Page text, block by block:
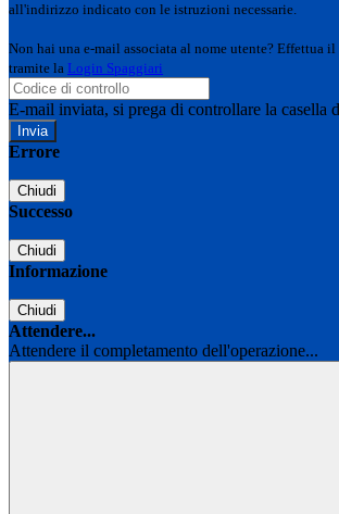
all'indirizzo indicato con le istruzioni necessarie.
Non hai una e-mail associata al nome utente? Effettua il
tramite la Login Spaggiari
E-mail inviata, si prega di controllare la casella
Errore
Chiudi
Successo
Chiudi
Informazione
Chiudi
Attendere...
Attendere il completamento dell'operazione...